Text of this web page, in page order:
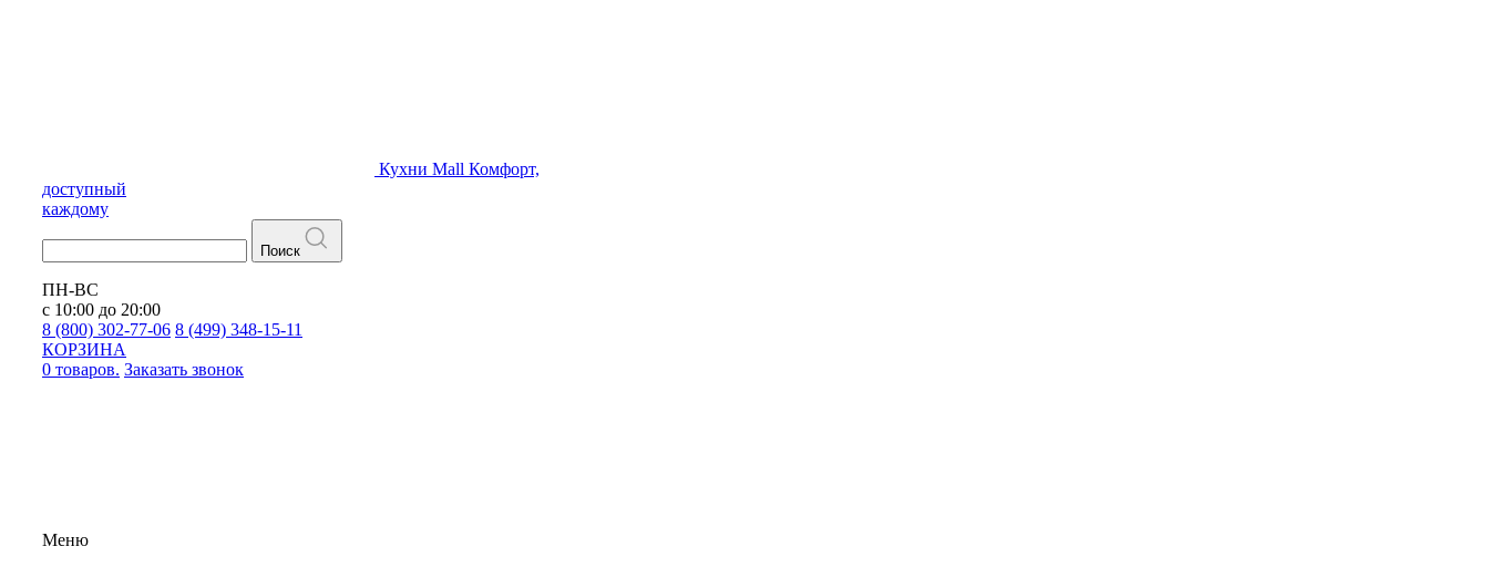
Кухни Mall Комфорт,
доступный
каждому
Поиск
ПН-ВС
с 10:00 до 20:00
8 (800) 302-77-06 8 (499) 348-15-11
КОРЗИНА
0 товаров. Заказать звонок
Меню